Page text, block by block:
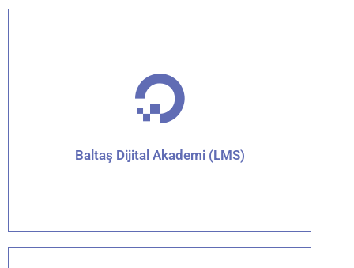
Detaylar için tıklayın
Baltaş Dijital Akademi (LMS)